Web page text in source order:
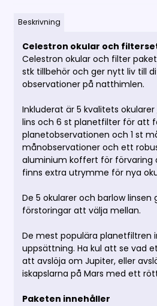
Beskrivning
Celestron okular och
Celestron okular och filter paket
stk tillbehör och ger nytt liv till
observationer på natthimlen.
Inkluderat är 5 kvalitets okularer
lins och 6 st planetfilter för att
planetobservationen och 1 st
månobservationer och ett
aluminium koffert för förvaring
finns extra utrymme för nya
De 5 okularer och barlow linsen
förstoringar att välja mellan.
De mest populära planetfiltren
uppsättning. Ha kul att se vad
att avslöja om Jupiter, eller
iskapslarna på Mars med ett
Paketen innehåller